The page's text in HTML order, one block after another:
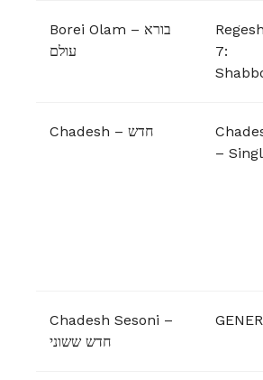
Borei Olam – בורא
עולם
Regesh
7:
Chadesh – חדש
–
Chadesh Sesoni –
חדש ששוני